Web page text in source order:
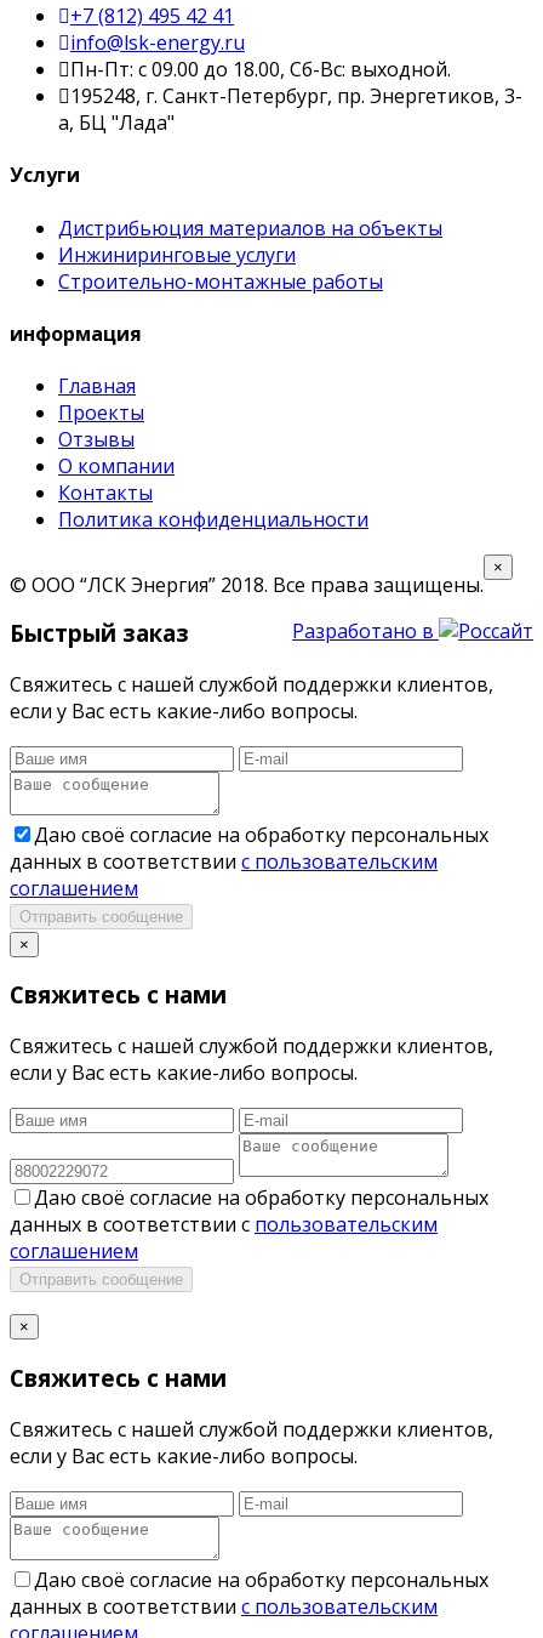
+7 (812) 495 42 41
info@lsk-energy.ru
Пн-Пт: с 09.00 до 18.00, Сб-Вс: выходной.
195248, г. Санкт-Петербург, пр. Энергетиков, 3-
а, БЦ "Лада"
Услуги
Дистрибьюция материалов на объекты
Инжиниринговые услуги
Строительно-монтажные работы
информация
Главная
Проекты
Отзывы
О компании
Контакты
Политика конфиденциальности
© ООО “ЛСК Энергия” 2018. Все права защищены.
Разработано в
×
Быстрый заказ
Свяжитесь с нашей службой поддержки клиентов,
если у Вас есть какие-либо вопросы.
Даю своё согласие на обработку персональных
данных в соответствии с пользовательским
соглашением
Отправить сообщение
×
Свяжитесь с нами
Свяжитесь с нашей службой поддержки клиентов,
если у Вас есть какие-либо вопросы.
Даю своё согласие на обработку персональных
данных в соответствии с пользовательским
соглашением
Отправить сообщение
×
Свяжитесь с нами
Свяжитесь с нашей службой поддержки клиентов,
если у Вас есть какие-либо вопросы.
Даю своё согласие на обработку персональных
данных в соответствии с пользовательским